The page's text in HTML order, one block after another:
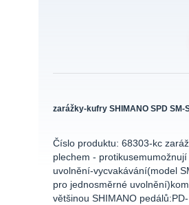
zarážky-kufry SHIMANO SPD SM-
Číslo produktu: 68303-kc
plechem -
uvolnění-vycvakávání(model
pro jednosměrné
většinou SHIMANO pedálů:PD-